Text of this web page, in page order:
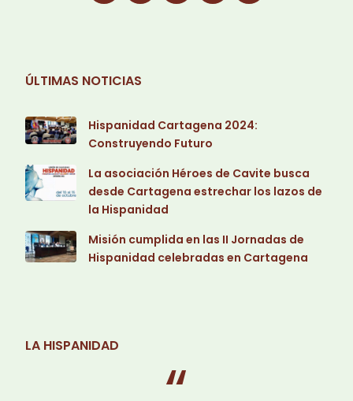
ÚLTIMAS NOTICIAS
Hispanidad Cartagena 2024:
Construyendo Futuro
La asociación Héroes de Cavite busca
desde Cartagena estrechar los lazos de
la Hispanidad
Misión cumplida en las II Jornadas de
Hispanidad celebradas en Cartagena
LA HISPANIDAD